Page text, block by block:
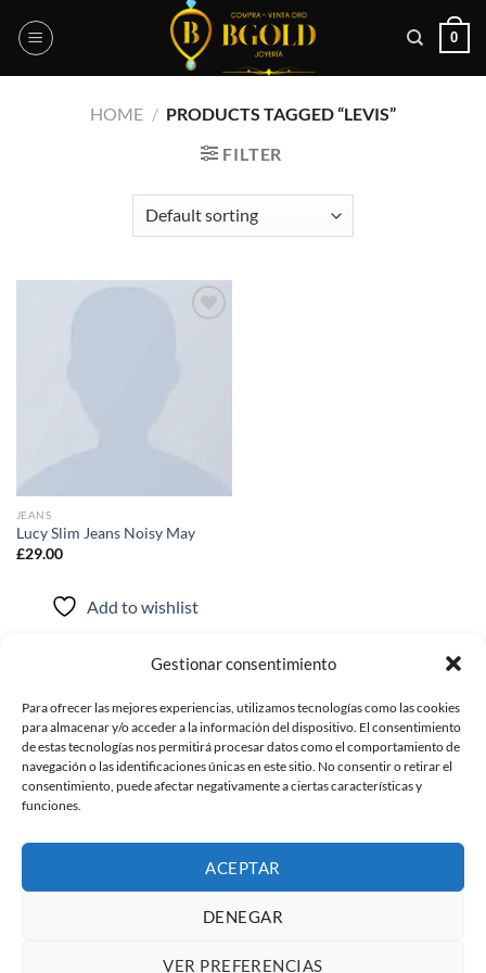
Gestionar consentimiento
Para ofrecer las mejores experiencias, utilizamos tecnologías como las cookies
para almacenar y/o acceder a la información del dispositivo. El consentimiento
de estas tecnologías nos permitirá procesar datos como el comportamiento de
navegación o las identificaciones únicas en este sitio. No consentir o retirar el
consentimiento, puede afectar negativamente a ciertas características y
funciones.
ACEPTAR
DENEGAR
VER PREFERENCIAS
0
HOME / PRODUCTS TAGGED “LEVIS”
FILTER
JEANS
Lucy Slim Jeans Noisy May
£29.00
Add to wishlist
POLITICAS
politicas de privacidad